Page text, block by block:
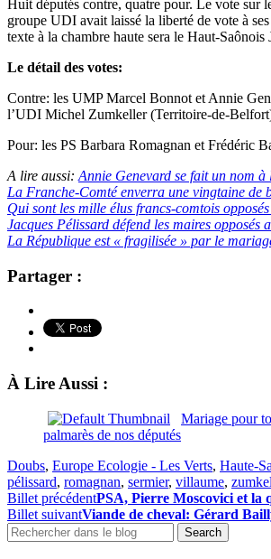
Huit députés contre, quatre pour. Le vote sur
groupe UDI avait laissé la liberté de vote à
texte à la chambre haute sera le Haut-Saônois
Le détail des votes:
Contre: les UMP Marcel Bonnot et Annie
l’UDI Michel Zumkeller (Territoire-de-
Pour: les PS Barbara Romagnan et Frédéric
A lire aussi: Annie Genevard se fait un nom
La Franche-Comté enverra une vingtaine de
Qui sont les mille élus francs-comtois
Jacques Pélissard défend les maires opposés
La République est « fragilisée » par le
Partager :
À Lire Aussi :
Mariage pour
palmarès de nos députés
Doubs, Europe Ecologie - Les Verts, Haute-
pélissard, romagnan, sermier, villaume,
Billet précédentPSA, Pierre Moscovici et la
Billet suivantViande de cheval: Gérard